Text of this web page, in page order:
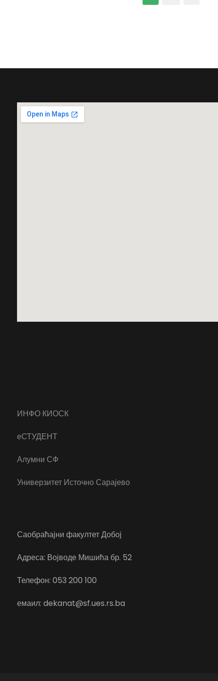
ИНФО КИОСК
еСТУДЕНТ
Алумни СФ
Универзитет Источно Сарајево
Саобраћајни факултет Добој
Адреса: Војводе Мишића бр. 52
Телефон: 053 200 100
емаил: dekanat@sf.ues.rs.ba